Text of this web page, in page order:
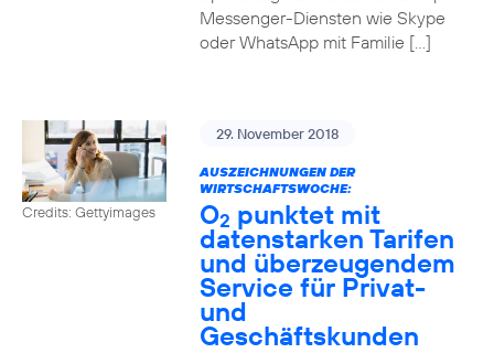
Messenger-Diensten wie Skype
oder WhatsApp mit Familie […]
Credits: Gettyimages
29. November 2018
AUSZEICHNUNGEN DER
WIRTSCHAFTSWOCHE:
O2 punktet mit
datenstarken Tarifen
und überzeugendem
Service für Privat-
und
Geschäftskunden